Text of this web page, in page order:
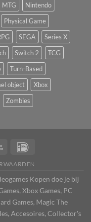
MTG
Nintendo
Physical Game
SEGA
Series X
Switch 2
TCG
Turn-Based
object
Xbox
Zombies
Kopen doe je bij
Xbox Games, PC
Games, Magic The
Accesoires, Collector's